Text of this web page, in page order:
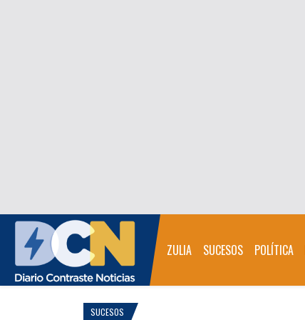
ZULIA SUCESOS POLÍTICA
SUCESOS